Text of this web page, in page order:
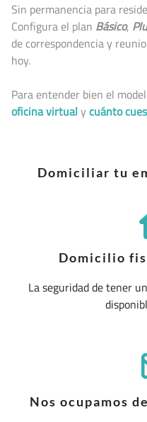
Sin permanencia para
Configura el plan Básico,
de correspondencia y
hoy.
Para entender bien el
oficina virtual ycuánto
Domiciliar tu
Domicilio
La seguridad de tener
Nos ocupamos